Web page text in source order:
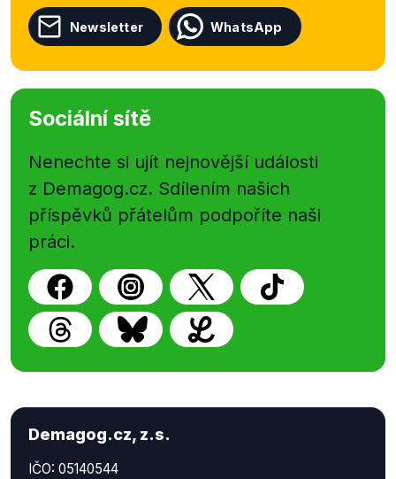
Newsletter WhatsApp
Sociální sítě
Nenechte si ujít nejnovější události
z Demagog.cz. Sdílením našich
příspěvků přátelům podpoříte naši
práci.
Demagog.cz, z.s.
IČO: 05140544